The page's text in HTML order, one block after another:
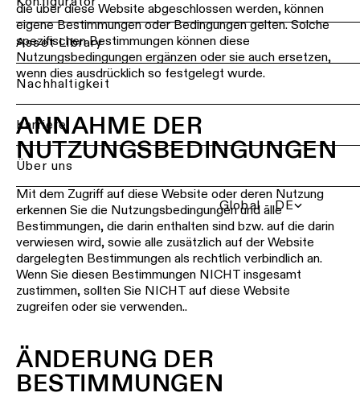
-
Profile
Aufbau
-
Einbau
ALLE
Beleuchtung
Raum
Showroom-
Beleuchtung
PROJEKTE
Reparatur
Showroom-
Partnernetzwerk
Katalog
Profis
Ihren
lokalen
Beantragen
anfordern
Asset Library
Nachhaltigkeit
Karriere
Über uns
Global - DE
die über diese Website abgeschlossen werden, können
eigene Bestimmungen oder Bedingungen gelten. Solche
spezifischen Bestimmungen können diese
Nutzungsbedingungen ergänzen oder sie auch ersetzen,
wenn dies ausdrücklich so festgelegt wurde.
ANNAHME DER
NUTZUNGSBEDINGUNGEN
Mit dem Zugriff auf diese Website oder deren Nutzung
erkennen Sie die Nutzungsbedingungen und alle
Bestimmungen, die darin enthalten sind bzw. auf die darin
verwiesen wird, sowie alle zusätzlich auf der Website
dargelegten Bestimmungen als rechtlich verbindlich an.
Wenn Sie diesen Bestimmungen NICHT insgesamt
zustimmen, sollten Sie NICHT auf diese Website
zugreifen oder sie verwenden..
ÄNDERUNG DER
BESTIMMUNGEN